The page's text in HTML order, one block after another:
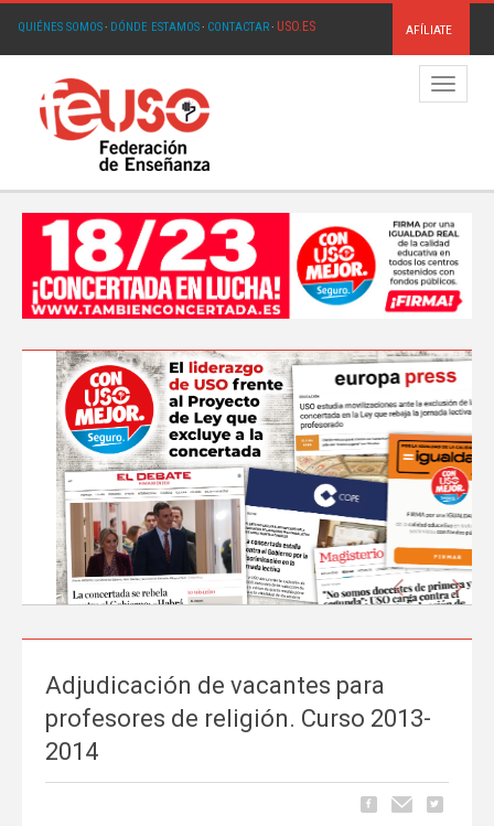
QUIÉNES SOMOS· DÓNDE ESTAMOS· CONTACTAR· USO.ES AFÍLIATE
Menú
La prensa nacional se hace eco del liderazgo
de FEUSO frente al Proyecto de Ley que
excluye a la concertada
Anterior
Adjudicación de vacantes para
profesores de religión. Curso 2013-
2014